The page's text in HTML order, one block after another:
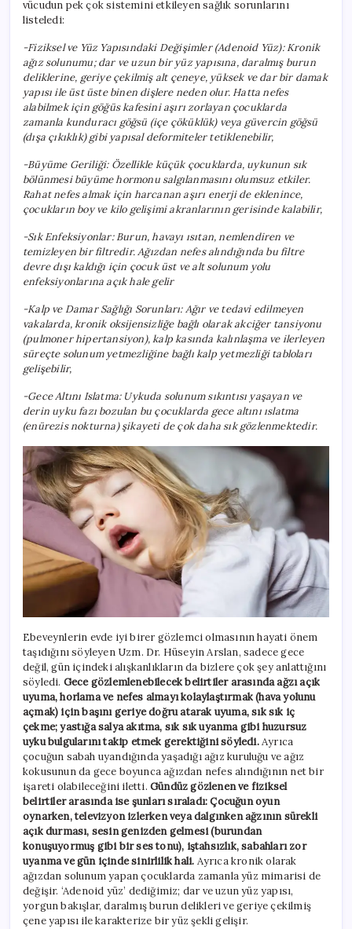
vücudun pek çok sistemini etkileyen sağlık sorunlarını
listeledi:
-Fiziksel ve Yüz Yapısındaki Değişimler (Adenoid Yüz): Kronik
ağız solunumu; dar ve uzun bir yüz yapısına, daralmış burun
deliklerine, geriye çekilmiş alt çeneye, yüksek ve dar bir damak
yapısı ile üst üste binen dişlere neden olur. Hatta nefes
alabilmek için göğüs kafesini aşırı zorlayan çocuklarda
zamanla kunduracı göğsü (içe çöküklük) veya güvercin göğsü
(dışa çıkıklık) gibi yapısal deformiteler tetiklenebilir,
-Büyüme Geriliği: Özellikle küçük çocuklarda, uykunun sık
bölünmesi büyüme hormonu salgılanmasını olumsuz etkiler.
Rahat nefes almak için harcanan aşırı enerji de eklenince,
çocukların boy ve kilo gelişimi akranlarının gerisinde kalabilir,
-Sık Enfeksiyonlar: Burun, havayı ısıtan, nemlendiren ve
temizleyen bir filtredir. Ağızdan nefes alındığında bu filtre
devre dışı kaldığı için çocuk üst ve alt solunum yolu
enfeksiyonlarına açık hale gelir
-Kalp ve Damar Sağlığı Sorunları: Ağır ve tedavi edilmeyen
vakalarda, kronik oksijensizliğe bağlı olarak akciğer tansiyonu
(pulmoner hipertansiyon), kalp kasında kalınlaşma ve ilerleyen
süreçte solunum yetmezliğine bağlı kalp yetmezliği tabloları
gelişebilir,
-Gece Altını Islatma: Uykuda solunum sıkıntısı yaşayan ve
derin uyku fazı bozulan bu çocuklarda gece altını ıslatma
(enürezis nokturna) şikayeti de çok daha sık gözlenmektedir.
Ebeveynlerin evde iyi birer gözlemci olmasının hayati önem
taşıdığını söyleyen Uzm. Dr. Hüseyin Arslan, sadece gece
değil, gün içindeki alışkanlıkların da bizlere çok şey anlattığını
söyledi. Gece gözlemlenebilecek belirtiler arasında ağzı açık
uyuma, horlama ve nefes almayı kolaylaştırmak (hava yolunu
açmak) için başını geriye doğru atarak uyuma, sık sık iç
çekme; yastığa salya akıtma, sık sık uyanma gibi huzursuz
uyku bulgularını takip etmek gerektiğini söyledi.Ayrıca
çocuğun sabah uyandığında yaşadığı ağız kuruluğu ve ağız
kokusunun da gece boyunca ağızdan nefes alındığının net bir
işareti olabileceğini iletti. Gündüz gözlenen ve fiziksel
belirtiler arasında ise şunları sıraladı: Çocuğun oyun
oynarken, televizyon izlerken veya dalgınken ağzının sürekli
açık durması, sesin genizden gelmesi (burundan
konuşuyormuş gibi bir ses tonu), iştahsızlık, sabahları zor
uyanma ve gün içinde sinirlilik hali. Ayrıca kronik olarak
ağızdan solunum yapan çocuklarda zamanla yüz mimarisi de
değişir. ‘Adenoid yüz’ dediğimiz; dar ve uzun yüz yapısı,
yorgun bakışlar, daralmış burun delikleri ve geriye çekilmiş
çene yapısı ile karakterize bir yüz şekli gelişir.